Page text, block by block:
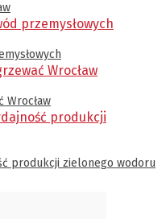
Wrocław
produkcji zielonego wodoru